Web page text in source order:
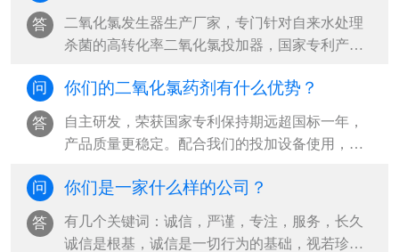
答
二氧化氯发生器生产厂家，专门针对自来水处理
杀菌的高转化率二氧化氯投加器，国家专利产品
问 你们的二氧化氯药剂有什么优势？
答
自主研发，荣获国家专利保持期远超国标一年，
产品质量更稳定。配合我们的投加设备使用，药
问 你们是一家什么样的公司？
答
有几个关键词：诚信，严谨，专注，服务，长久
诚信是根基，诚信是一切行为的基础，视若珍